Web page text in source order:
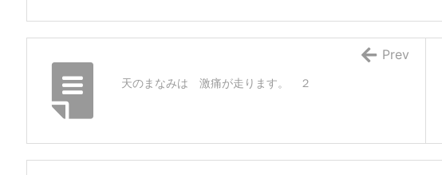
天のまなみは 激痛が走ります。 ２
Prev